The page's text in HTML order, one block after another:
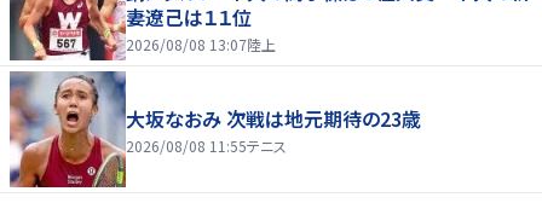
妻遼己は１１位
2026/08/08 13:07陸上
大坂なおみ 次戦は地元期待の23歳
2026/08/08 11:55テニス